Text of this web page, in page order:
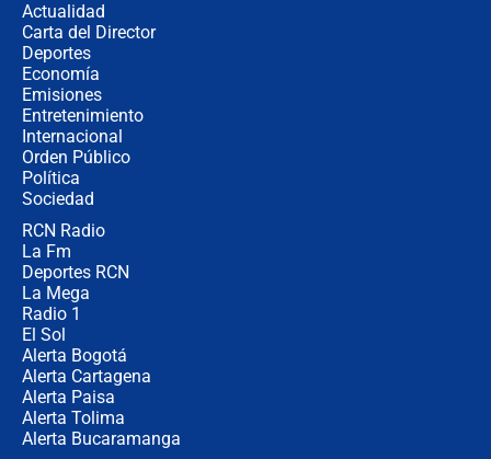
Actualidad
Carta del Director
Deportes
Economía
Emisiones
Entretenimiento
Internacional
Orden Público
Política
Sociedad
RCN Radio
La Fm
Deportes RCN
La Mega
Radio 1
El Sol
Alerta Bogotá
Alerta Cartagena
Alerta Paisa
Alerta Tolima
Alerta Bucaramanga